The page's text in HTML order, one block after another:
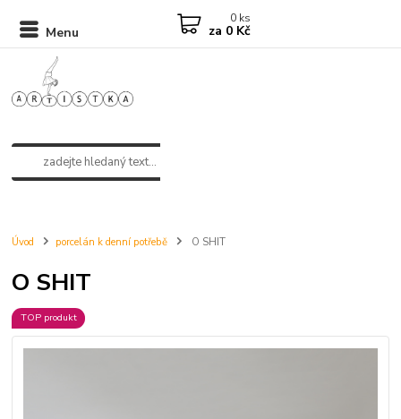
Menu
0 ks
za 0 Kč
Úvod porcelán k denní potřebě O SHIT
O SHIT
TOP produkt